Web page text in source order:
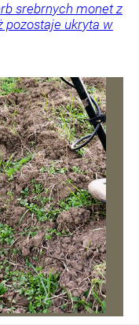
srebrnych monet z
pozostaje ukryta w